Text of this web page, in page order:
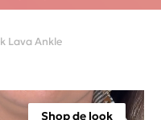
Lava Ankle
Shop de look